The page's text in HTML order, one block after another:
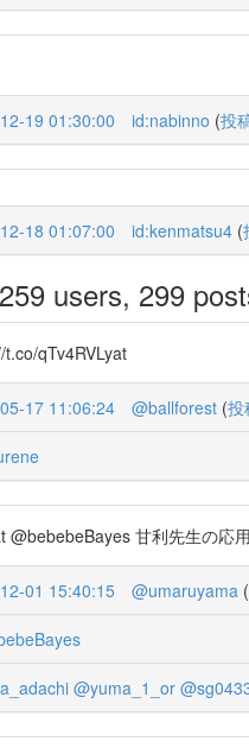
19 01:30:00 id:nabinno (投
18 01:07:00 id:kenmatsu4 (
users, 299
qTv4RVLyat
17 11:06:24 @ballforest (投
@bebebeBayes 甘利先生の応
01 15:40:15 @umaruyama (
@yuma_1_or